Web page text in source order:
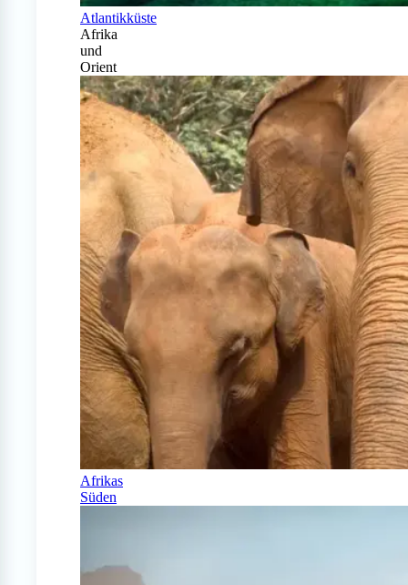
Atlantikküste
Afrika
und
Orient
Afrikas
Süden